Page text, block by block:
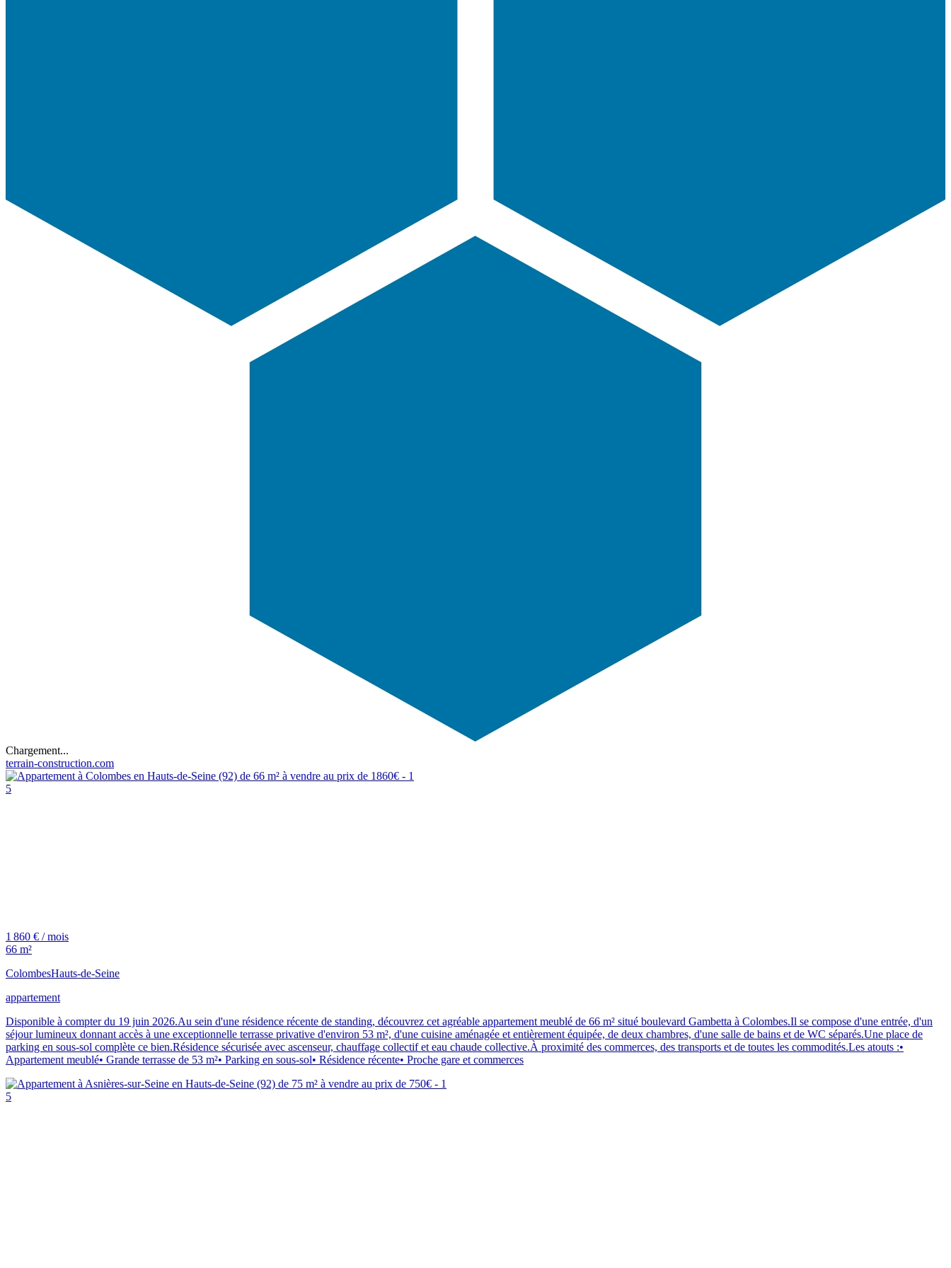
Chargement...
terrain-construction.com
5
1 860 € / mois
66 m²
ColombesHauts-de-Seine
appartement
Disponible à compter du 19 juin 2026.Au sein d'une résidence récente de standing, découvrez cet agréable appartement meublé de 66 m² situé boulevard Gambetta à Colombes.Il se compose d'une entrée, d'un
séjour lumineux donnant accès à une exceptionnelle terrasse privative d'environ 53 m², d'une cuisine aménagée et entièrement équipée, de deux chambres, d'une salle de bains et de WC séparés.Une place de
parking en sous-sol complète ce bien.Résidence sécurisée avec ascenseur, chauffage collectif et eau chaude collective.À proximité des commerces, des transports et de toutes les commodités.Les atouts :•
Appartement meublé• Grande terrasse de 53 m²• Parking en sous-sol• Résidence récente• Proche gare et commerces
5